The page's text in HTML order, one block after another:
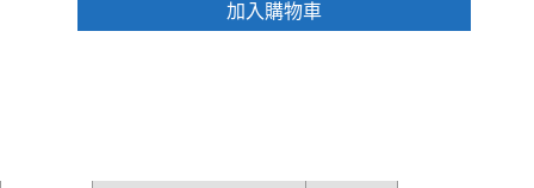
加入購物車